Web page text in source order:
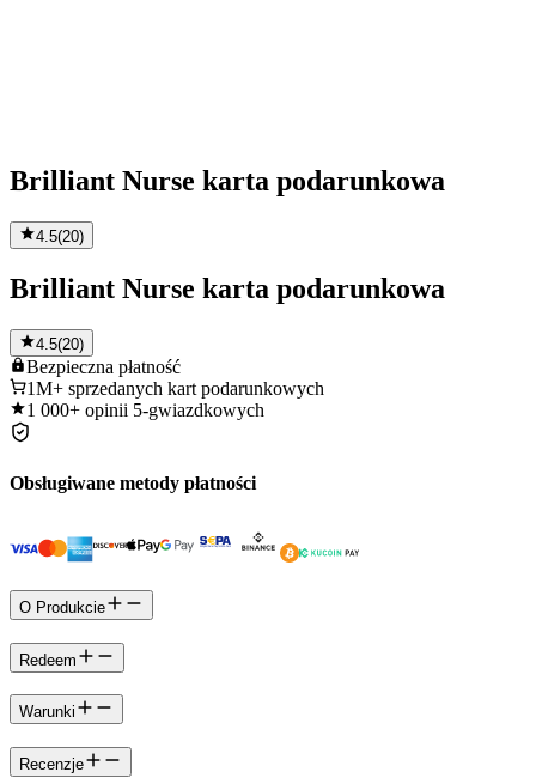
Brilliant Nurse karta podarunkowa
4.5(20)
Brilliant Nurse karta podarunkowa
4.5(20)
Bezpieczna płatność
1M+ sprzedanych kart podarunkowych
1 000+ opinii 5-gwiazdkowych
Obsługiwane metody płatności
O Produkcie
Redeem
Warunki
Recenzje